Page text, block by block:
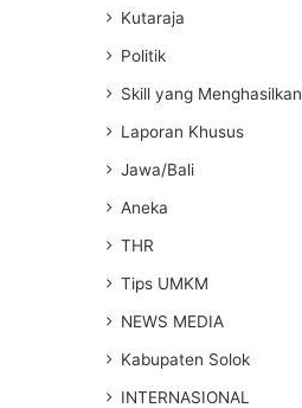
Kutaraja
Politik
Skill yang Menghasilkan
Laporan Khusus
Jawa/Bali
Aneka
THR
Tips UMKM
NEWS MEDIA
Kabupaten Solok
INTERNASIONAL